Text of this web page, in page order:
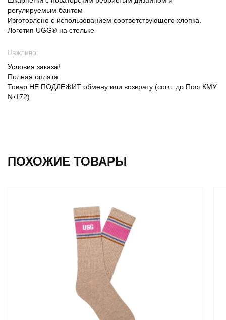
регулируемым бантом
Изготовлено с использованием соответствующего хлопка.
Логотип UGG® на стельке
Важливо:
Условия заказа!
Полная оплата.
Товар НЕ ПОДЛЕЖИТ обмену или возврату (согл. до Пост.КМУ
№172)
ПОХОЖИЕ ТОВАРЫ